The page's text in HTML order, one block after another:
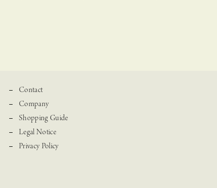
Contact
Company
Shopping Guide
Legal Notice
Privacy Policy